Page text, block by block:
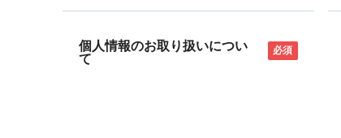
個人情報のお取り扱いについ
て
必須